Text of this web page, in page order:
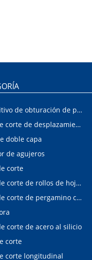
Dispositivo de obturación de placa interior/exterior de automóvil
linea de corte de desplazamiento de hojalata y aluminio
doble capa
de agujeros
corte
Línea de corte de rollos de hojalata y aluminio
Línea de corte de pergamino con control digital
corte de acero al silicio
corte
corte longitudinal